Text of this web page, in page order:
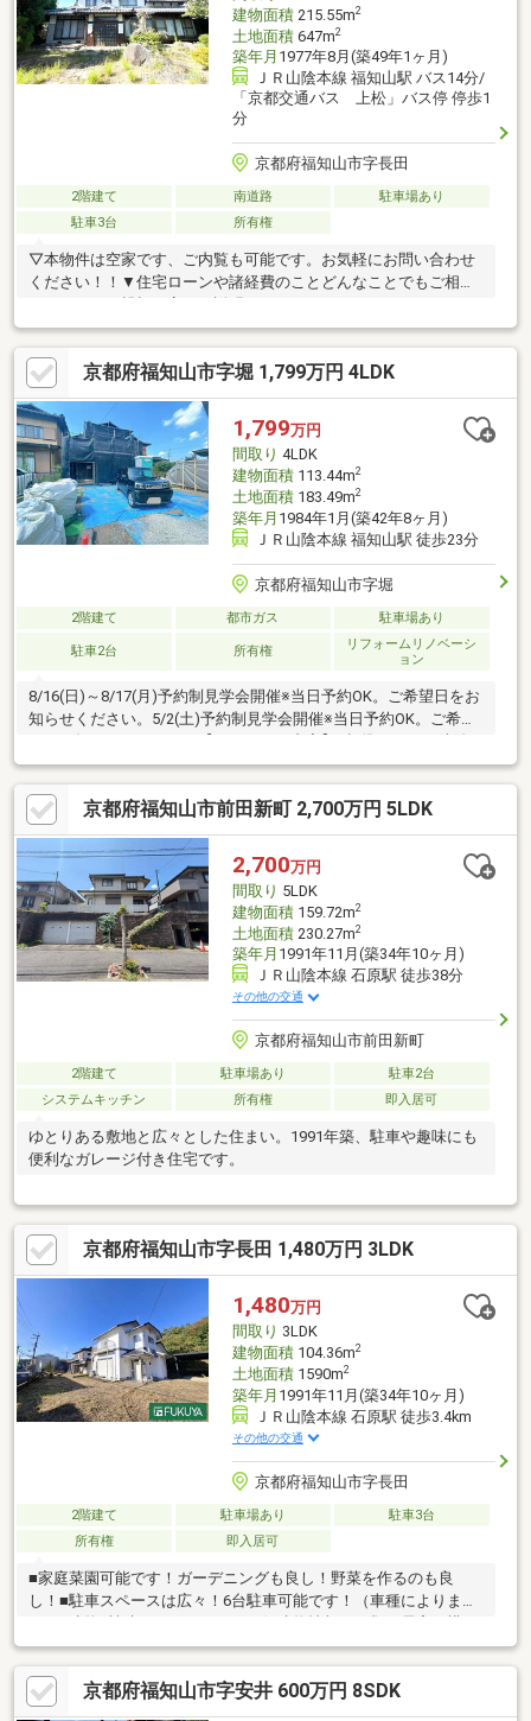
建物面積215.55m2
土地面積647m2
築年月 1977年8月(築49年1ヶ月)
ＪＲ山陰本線 福知山駅 バス14分/
「京都交通バス 上松」バス停 停歩1
分
京都府福知山市字長田
2階建て 南道路
駐車場あり
駐車3台
所有権
▽本物件は空家です、ご内覧も可能です。お気軽にお問い合わせ
ください！！▼住宅ローンや諸経費のことどんなことでもご相談
京都府福知山市字堀 1,799万円 4LDK
1,799万円
間取り 4LDK
建物面積113.44m2
土地面積183.49m2
築年月 1984年1月(築42年8ヶ月)
ＪＲ山陰本線 福知山駅 徒歩23分
京都府福知山市字堀
2階建て 都市ガス 駐車場あり
駐車2台 所有権
リフォームリノベーシ
ョン
8/16(日)～8/17(月)予約制見学会開催※当日予約OK。ご希望日をお
知らせください。5/2(土)予約制見学会開催※当日予約OK。ご希望
日をお知らせください。【リフォーム内容】●標準シロアリ防除
工事、鍵交換、雨漏り点検、設備点検●外構・外装駐車場拡張、
外壁塗装●水回りシステムキッチン交換、ユニットバス交換、ト
イレ交換、洗面化粧台交換●内装間取変更、室内ドア（一部）交
換、床材上張り、シューズボックス交換、クロス張替え●その他
設備給湯器交換、インターホン設置、火災警報器設置、照明器具
交換【おすすめポイント】・本物件は条件により住宅ローン減税
が適用されます。・
京都府福知山市前田新町 2,700万円 5LDK
2,700万円
間取り 5LDK
建物面積159.72m2
土地面積230.27m2
築年月 1991年11月(築34年10ヶ月)
ＪＲ山陰本線 石原駅 徒歩38分
その他の交通
京都府福知山市前田新町
2階建て 駐車場あり
駐車2台
システムキッチン
所有権 即入居可
ゆとりある敷地と広々とした住まい。1991年築、駐車や趣味にも
便利なガレージ付き住宅です。
京都府福知山市字長田 1,480万円 3LDK
1,480万円
間取り 3LDK
建物面積104.36m2
土地面積1590m2
築年月 1991年11月(築34年10ヶ月)
ＪＲ山陰本線 石原駅 徒歩3.4km
その他の交通
京都府福知山市字長田
2階建て 駐車場あり
駐車3台
所有権
即入居可
■家庭菜園可能です！ガーデニングも良し！野菜を作るのも良
し！■駐車スペースは広々！6台駐車可能です！（車種によりま
す）■建物2棟建っております。西側建物情報：種類：居宅、構
造：木造瓦葺２階建、床面積：111.44㎡、1階面積：84.26㎡、2階
面積27.18㎡、建築年月日：昭和50年3月■駐車３台以上可、土地
100坪以上、山が見える、市街地が近い、南向き、陽当り良好、
閑静な住宅地、ＬＤＫ１５畳以上、和室、庭、家庭菜園、対面式
京都府福知山市字安井 600万円 8SDK